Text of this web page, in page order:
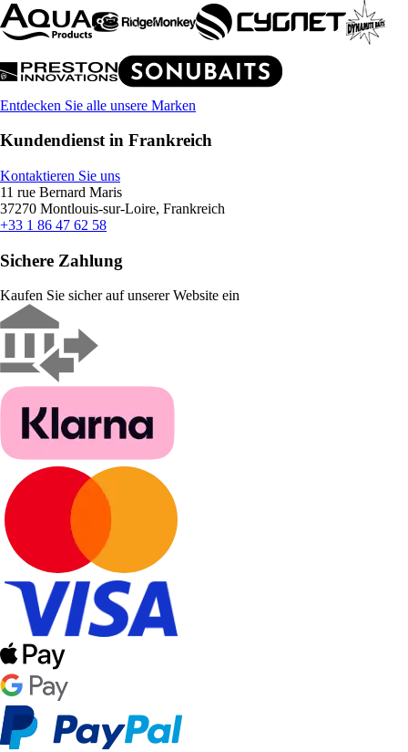
Entdecken Sie alle unsere Marken
Kundendienst in Frankreich
Kontaktieren Sie uns
11 rue Bernard Maris
37270 Montlouis-sur-Loire, Frankreich
+33 1 86 47 62 58
Sichere Zahlung
Kaufen Sie sicher auf unserer Website ein